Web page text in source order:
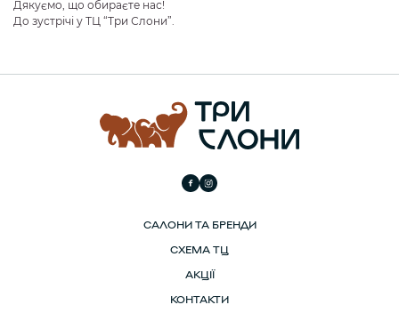
Дякуємо, що обираєте нас!
До зустрічі у ТЦ “Три Слони”.
САЛОНИ ТА БРЕНДИ
СХЕМА ТЦ
АКЦІЇ
КОНТАКТИ